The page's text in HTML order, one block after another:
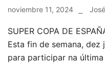
noviembre 11, 2024 José
SUPER COPA DE
Esta fin de semana,
para participar na